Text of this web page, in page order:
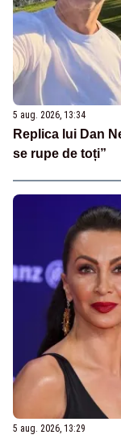
5 aug. 2026, 13:34
Replica lui Dan
se rupe de toți”
5 aug. 2026, 13:29